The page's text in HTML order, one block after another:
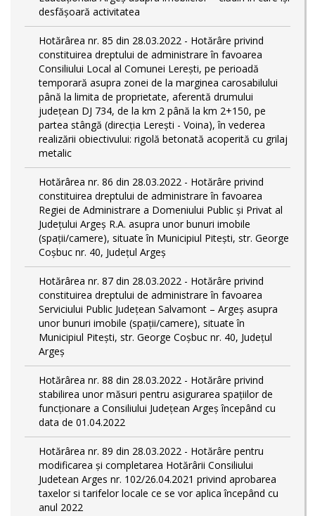
desfășoară activitatea
Hotărârea nr. 85 din 28.03.2022 - Hotărâre privind
constituirea dreptului de administrare în favoarea
Consiliului Local al Comunei Lerești, pe perioadă
temporară asupra zonei de la marginea carosabilului
până la limita de proprietate, aferentă drumului
județean DJ 734, de la km 2 până la km 2+150, pe
partea stângă (direcția Lerești - Voina), în vederea
realizării obiectivului: rigolă betonată acoperită cu grilaj
metalic
Hotărârea nr. 86 din 28.03.2022 - Hotărâre privind
constituirea dreptului de administrare în favoarea
Regiei de Administrare a Domeniului Public și Privat al
Județului Argeș R.A. asupra unor bunuri imobile
(spații/camere), situate în Municipiul Pitești, str. George
Coșbuc nr. 40, Județul Argeș
Hotărârea nr. 87 din 28.03.2022 - Hotărâre privind
constituirea dreptului de administrare în favoarea
Serviciului Public Județean Salvamont – Argeș asupra
unor bunuri imobile (spații/camere), situate în
Municipiul Pitești, str. George Coșbuc nr. 40, Județul
Argeș
Hotărârea nr. 88 din 28.03.2022 - Hotărâre privind
stabilirea unor măsuri pentru asigurarea spațiilor de
funcționare a Consiliului Județean Argeș începând cu
data de 01.04.2022
Hotărârea nr. 89 din 28.03.2022 - Hotărâre pentru
modificarea și completarea Hotărârii Consiliului
Judetean Arges nr. 102/26.04.2021 privind aprobarea
taxelor si tarifelor locale ce se vor aplica începând cu
anul 2022